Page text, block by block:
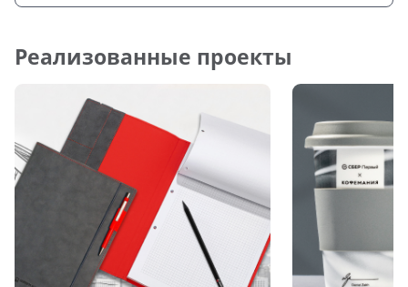
Реализованные проекты